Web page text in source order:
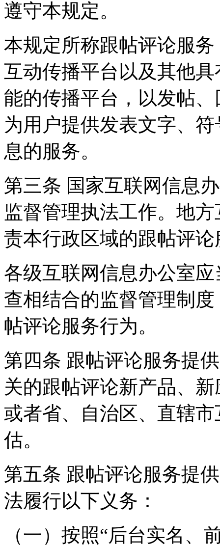
遵守本规定。
本规定所称跟帖评论服
互动传播平台以及其他
能的传播平台，以发帖
为用户提供发表文字、
息的服务。
第三条 国家互联网信息
监督管理执法工作。地
责本行政区域的跟帖评
各级互联网信息办公室
查相结合的监督管理制
帖评论服务行为。
第四条 跟帖评论服务提
关的跟帖评论新产品、
或者省、自治区、直辖
估。
第五条 跟帖评论服务提
法履行以下义务：
（一）按照“后台实名、